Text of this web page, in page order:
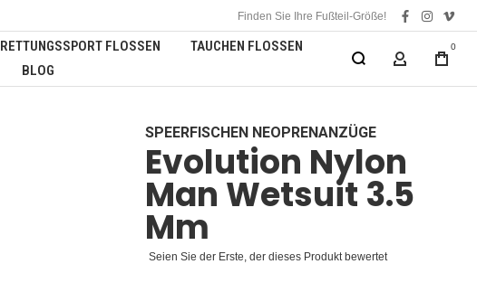
Finden Sie Ihre Fußteil-Größe!
facebook
RETTUNGSSPORT FLOSSEN
TAUCHEN FLOSSEN
BLOG MEIN
0
SPEERFISCHEN NEOPRENANZÜGE
Evolution Nylon
Man Wetsuit 3.5
Mm
Seien Sie der Erste, der dieses Produkt bewertet